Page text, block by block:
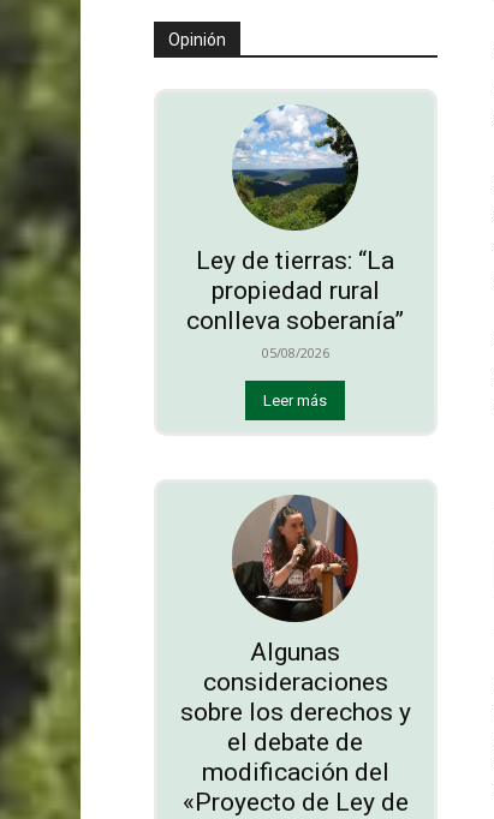
Opinión
Ley de tierras: “La
propiedad rural
conlleva soberanía”
05/08/2026
Leer más
Algunas
consideraciones
sobre los derechos y
el debate de
modificación del
«Proyecto de Ley de